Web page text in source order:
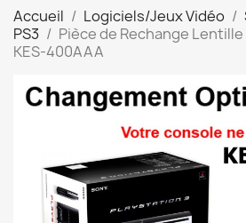
Accueil Logiciels/Jeux Vidéo
PS3
Pièce de Rechange
KES-400AAA